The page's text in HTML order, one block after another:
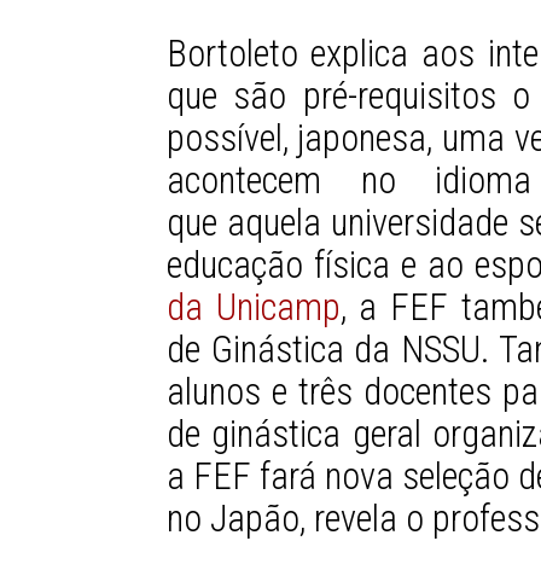
Bortoleto explica aos
que são pré-requisitos
possível, japonesa, uma
acontecem no
que aquela universidade
educação física e ao
da Unicamp, a FEF
de Ginástica da NSSU.
alunos e três docentes
de ginástica geral
a FEF fará nova seleção
no Japão, revela o